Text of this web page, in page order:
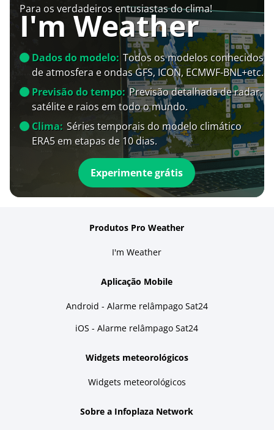
Para os verdadeiros entusiastas do clima!
I'm Weather
Dados do modelo: Todos os modelos conhecidos
de atmosfera e ondas GFS, ICON, ECMWF-BNL+etc.
Previsão do tempo: Previsão detalhada de radar,
satélite e raios em todo o mundo.
Clima: Séries temporais do modelo climático
ERA5 em etapas de 10 dias.
Experimente grátis
Produtos Pro Weather
I'm Weather
Aplicação Mobile
Android - Alarme relâmpago Sat24
iOS - Alarme relâmpago Sat24
Widgets meteorológicos
Widgets meteorológicos
Sobre a Infoplaza Network